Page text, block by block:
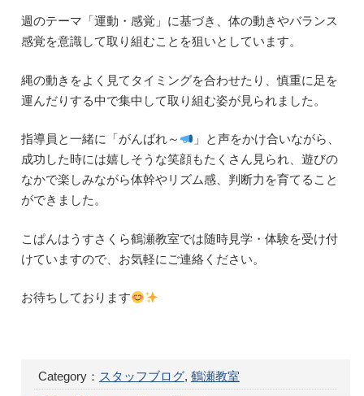
週のテーマ「運動・感覚」に基づき、体の動きやバランス
感覚を意識して取り組むことを狙いとしています。
縄の動きをよく見てタイミングを合わせたり、慎重に足を
運んだりする中で集中して取り組む姿が見られました。
指導員と一緒に「がんばれ～
」と声をかけ合いながら、
成功した時には嬉しそうな笑顔もたくさん見られ、遊びの
なかで楽しみながら体幹やリズム感、判断力を育てること
ができました。
こぱんはうすさくら鶴瀬教室では随時見学・体験を受け付
けていますので、お気軽にご連絡ください。
お待ちしております
Category： スタッフブログ, 鶴瀬教室